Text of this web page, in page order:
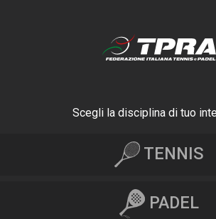
Scegli la disciplina di tuo
TENNIS
PADEL